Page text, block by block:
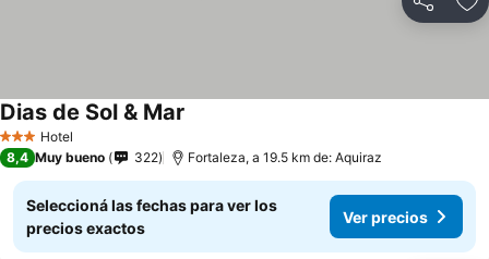
Compartir
3 Estrellas
Hotel
Dias de Sol & Mar
8,4 Muy bueno 322 Fortaleza, a 19.5 km de: Aquiraz
Seleccioná las fechas para ver los
precios exactos
Ver precios